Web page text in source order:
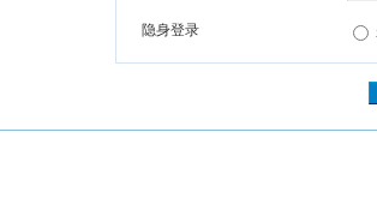
隐身登录